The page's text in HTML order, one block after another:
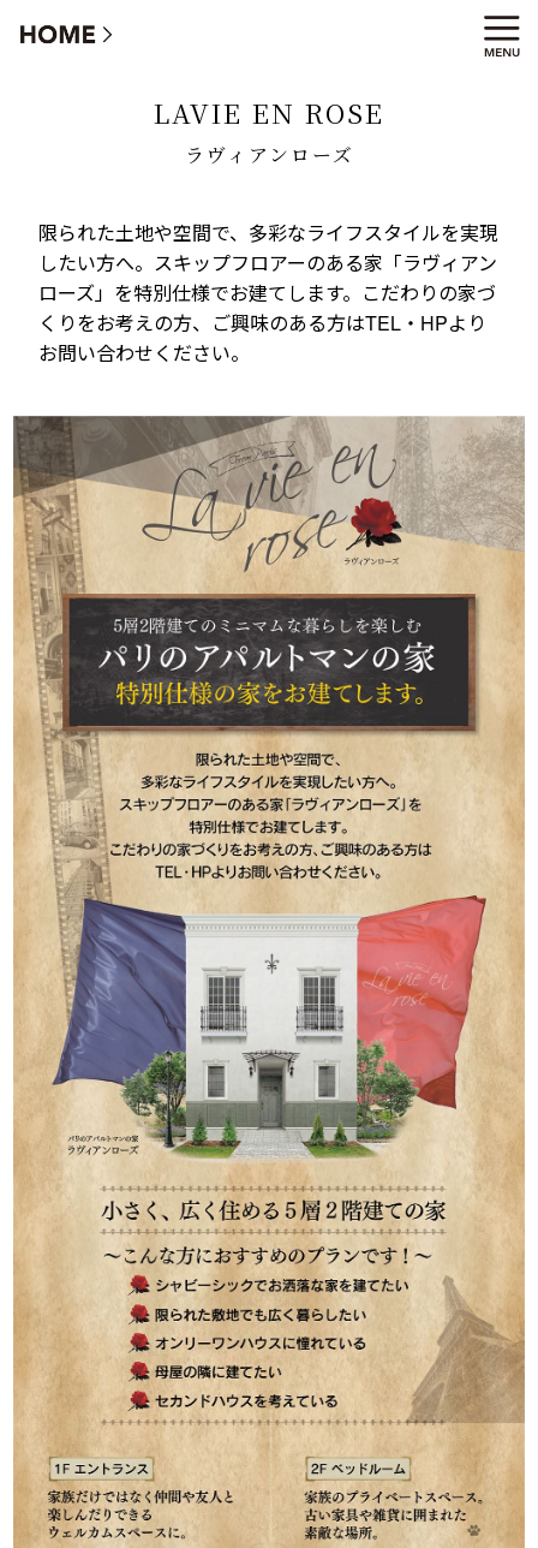
ラヴィアンローズ パリのアパルトマンの家
LAVIE EN ROSE
ラヴィアンローズ
限られた土地や空間で、多彩なライフスタイルを実現
したい方へ。 スキップフロアーのある家「ラヴィアン
ローズ」を特別仕様でお建てします。こだわりの家づ
くりをお考えの方、ご興味のある方はTEL・HPより
お問い合わせください。